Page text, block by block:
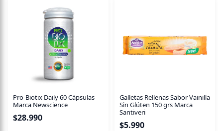
Pro-Biotix Daily 60 Cápsulas
Marca Newscience
$28.990
Galletas Rellenas Sabor Vainilla
Sin Glúten 150 grs Marca
Santiveri
$5.990